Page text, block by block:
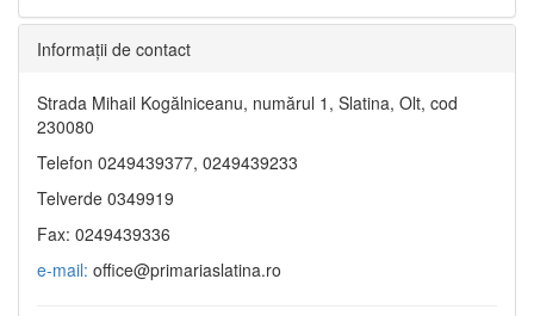
Informaţii de contact
Strada Mihail Kogălniceanu, numărul 1, Slatina, Olt, cod
230080
Telefon 0249439377, 0249439233
Telverde 0349919
Fax: 0249439336
e-mail: office@primariaslatina.ro